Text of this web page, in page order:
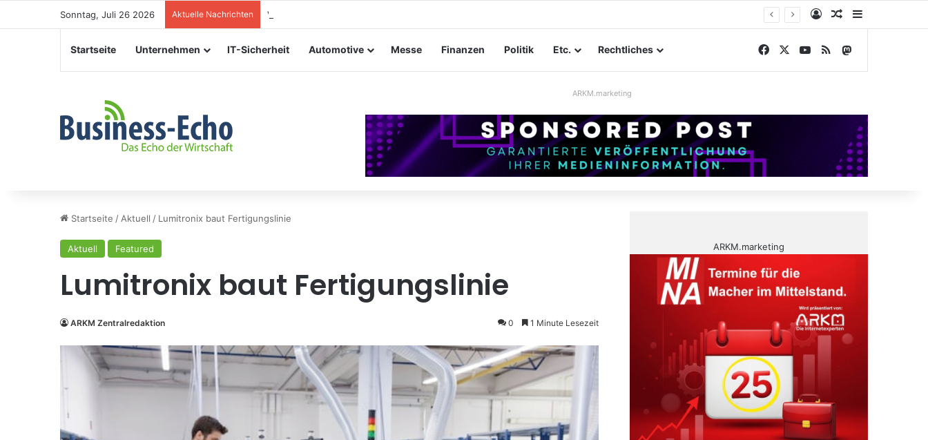
Sonntag, Juli 26 2026 Aktuelle Nachrichten Veranstaltungssicherheit im Mittelstand: Absperrkonzepte für temporäre Außengelände AnmeldenZufälliger
Startseite Unternehmen IT-Sicherheit Automotive Messe Finanzen Politik Etc. Rechtliches Facebook YouTube
RSS
ARKM.marketing
Startseite / Aktuell / Lumitronix baut Fertigungslinie
Aktuell Featured
Lumitronix baut Fertigungslinie
ARKM Zentralredaktion 0 1 Minute Lesezeit
ARKM.marketing